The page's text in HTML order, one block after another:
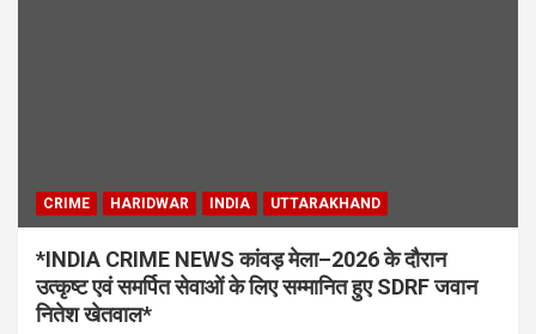
CRIME HARIDWAR INDIA UTTARAKHAND
*INDIA CRIME NEWS कांवड़ मेला–2026 के दौरान
उत्कृष्ट एवं समर्पित सेवाओं के लिए सम्मानित हुए SDRF जवान
नितेश खेतवाल*